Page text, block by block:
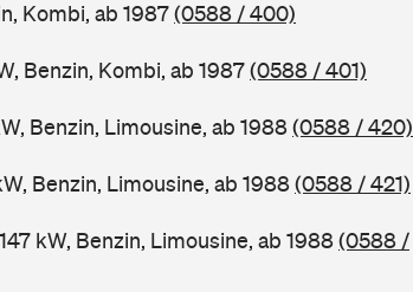
Kombi, ab 1987(0588 / 400)
Benzin, Kombi, ab 1987(0588 / 401)
Benzin, Limousine, ab 1988(0588 / 420)
Benzin, Limousine, ab 1988(0588 / 421)
kW, Benzin, Limousine, ab 1988(0588 /